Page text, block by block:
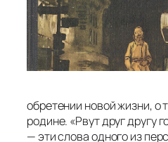
обретении новой жизни, о
родине. «Рвут друг другу
— эти слова одного из